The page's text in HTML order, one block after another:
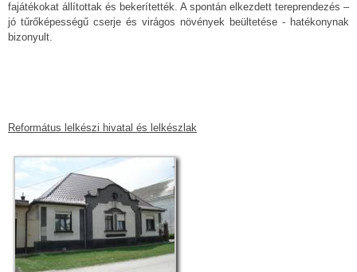
fajátékokat állítottak és bekerítették. A spontán elkezdett tereprendezés –
jó tűrőképességű cserje és virágos növények beültetése - hatékonynak
bizonyult.
Református lelkészi hivatal és lelkészlak